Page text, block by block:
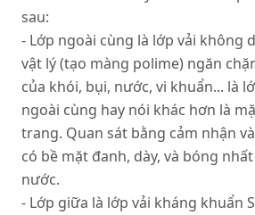
sau:
- Lớp ngoài cùng là lớp vải không
vật lý (tạo màng polime) ngăn
của khói, bụi, nước, vi khuẩn... là
ngoài cùng hay nói khác hơn là
trang. Quan sát bằng cảm nhận
có bề mặt đanh, dày, và bóng
nước.
- Lớp giữa là lớp vải kháng khuẩn